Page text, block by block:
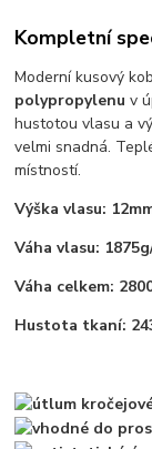
Kompletní
Moderní kusový
polypropylenu v
hustotou vlasu a
velmi snadná.
místností.
Výška vlasu:
Váha vlasu:
Váha celkem:
Hustota tkaní: